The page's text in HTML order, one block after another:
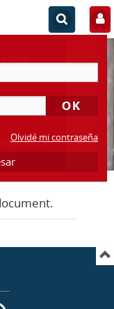
Olvidé mi contraseña